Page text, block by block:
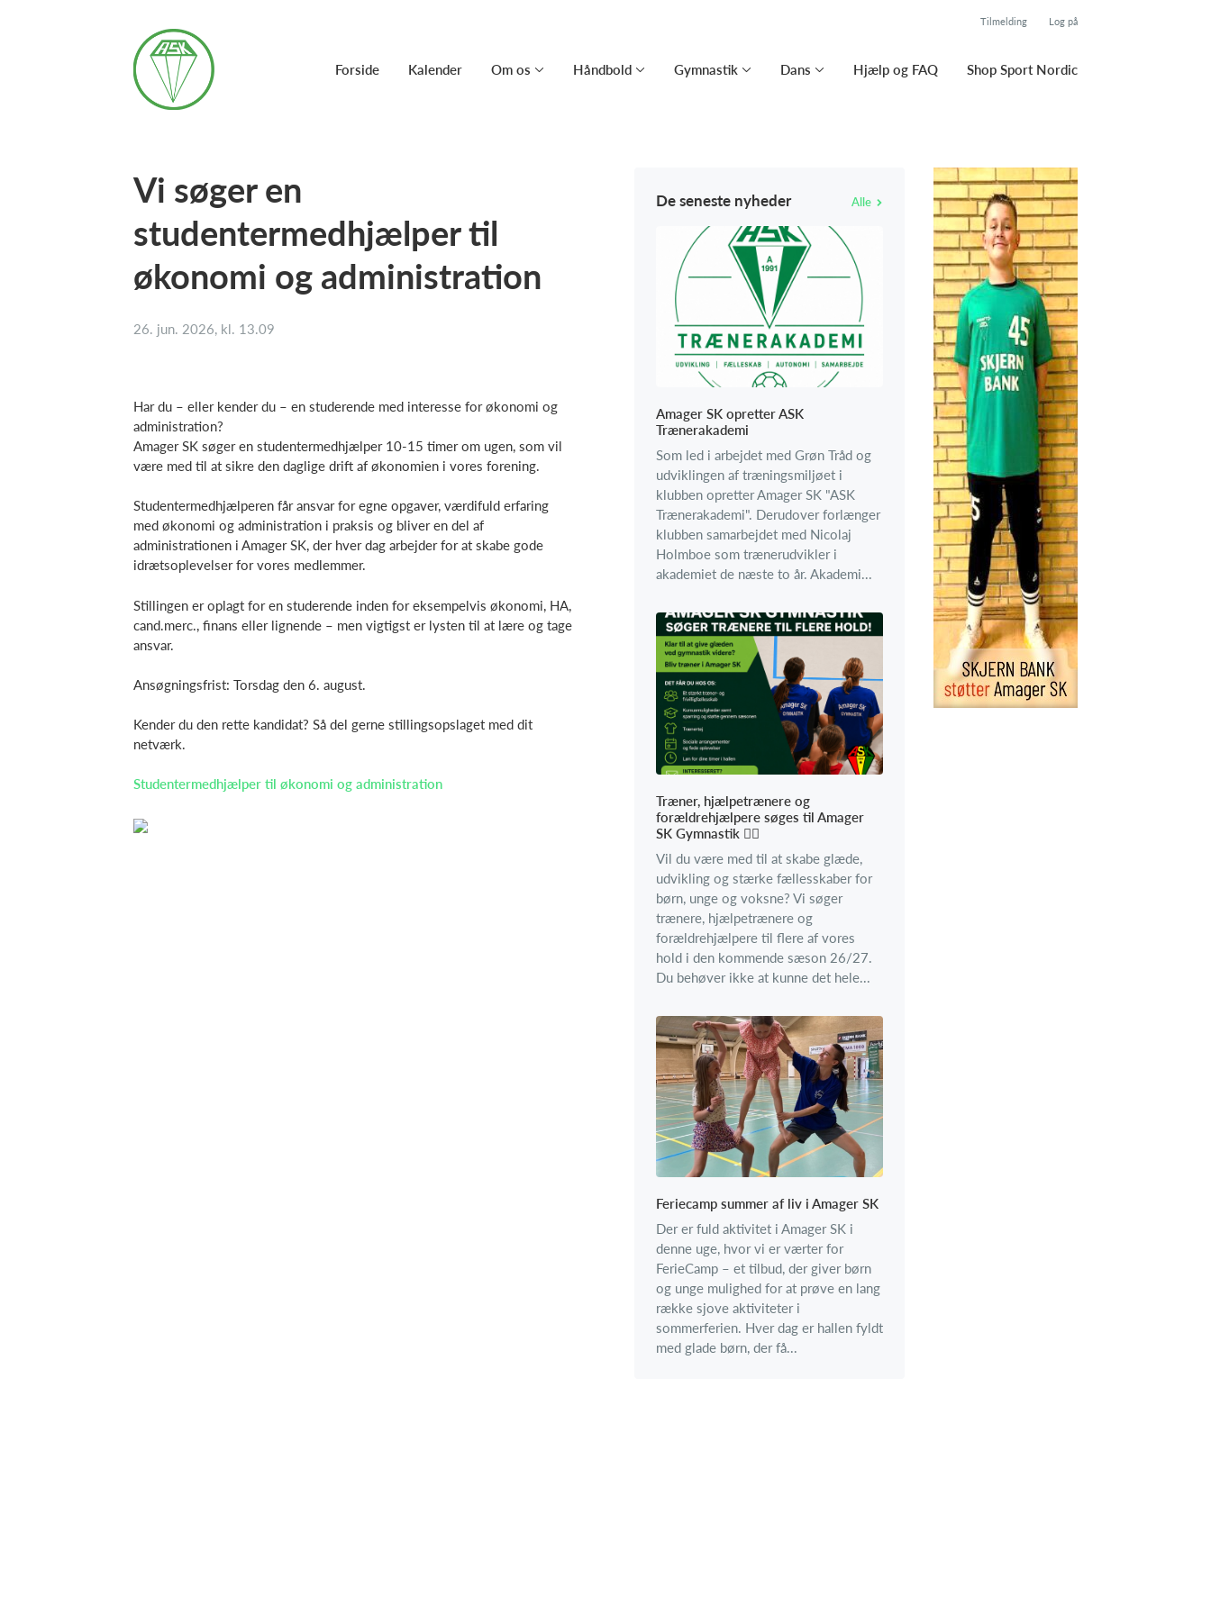
Tilmelding Log på
Forside Kalender Om os Håndbold Gymnastik Dans Hjælp og FAQ Shop Sport Nordic
Vi søger en
studentermedhjælper til
økonomi og administration
26. jun. 2026, kl. 13.09
Har du – eller kender du – en studerende med interesse for økonomi og
administration?
Amager SK søger en studentermedhjælper 10-15 timer om ugen, som vil
være med til at sikre den daglige drift af økonomien i vores forening.
Studentermedhjælperen får ansvar for egne opgaver, værdifuld erfaring
med økonomi og administration i praksis og bliver en del af
administrationen i Amager SK, der hver dag arbejder for at skabe gode
idrætsoplevelser for vores medlemmer.
Stillingen er oplagt for en studerende inden for eksempelvis økonomi, HA,
cand.merc., finans eller lignende – men vigtigst er lysten til at lære og tage
ansvar.
Ansøgningsfrist: Torsdag den 6. august.
Kender du den rette kandidat? Så del gerne stillingsopslaget med dit
netværk.
Studentermedhjælper til økonomi og administration
De seneste nyheder Alle
Amager SK opretter ASK
Trænerakademi
Som led i arbejdet med Grøn Tråd og
udviklingen af træningsmiljøet i
klubben opretter Amager SK "ASK
Trænerakademi". Derudover forlænger
klubben samarbejdet med Nicolaj
Holmboe som trænerudvikler i
akademiet de næste to år. Akademi...
Træner, hjælpetrænere og
forældrehjælpere søges til Amager
SK Gymnastik 🤸‍♂️
Vil du være med til at skabe glæde,
udvikling og stærke fællesskaber for
børn, unge og voksne? Vi søger
trænere, hjælpetrænere og
forældrehjælpere til flere af vores
hold i den kommende sæson 26/27.
Du behøver ikke at kunne det hele...
Feriecamp summer af liv i Amager SK
Der er fuld aktivitet i Amager SK i
denne uge, hvor vi er værter for
FerieCamp – et tilbud, der giver børn
og unge mulighed for at prøve en lang
række sjove aktiviteter i
sommerferien. Hver dag er hallen fyldt
med glade børn, der få...